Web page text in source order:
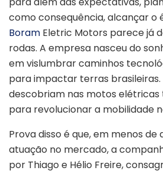
como consequência, alcançar o
Boram Eletric Motors parece já
rodas. A empresa nasceu do
em vislumbrar caminhos
para impactar terras brasileiras.
descobriam nas motos
para revolucionar a mobilidade
Prova disso é que, em menos de
atuação no mercado, a
por Thiago e Hélio Freire,